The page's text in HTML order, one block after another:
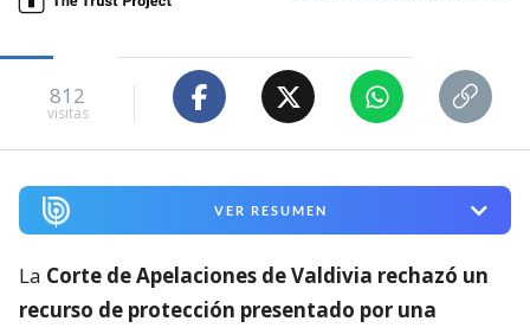
812
visitas
VER RESUMEN
La Corte de Apelaciones de Valdivia rechazó un
recurso de protección presentado por una